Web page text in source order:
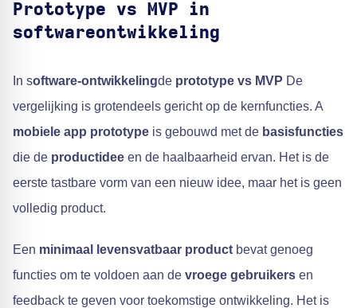
Prototype vs MVP in
softwareontwikkeling
In software-ontwikkelingde prototype vs MVP De
vergelijking is grotendeels gericht op de kernfuncties. A
mobiele app prototype is gebouwd met de basisfuncties
die de productidee en de haalbaarheid ervan. Het is de
eerste tastbare vorm van een nieuw idee, maar het is geen
volledig product.
Een minimaal levensvatbaar product bevat genoeg
functies om te voldoen aan de vroege gebruikers en
feedback te geven voor toekomstige ontwikkeling. Het is